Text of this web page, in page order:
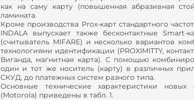
как на саму карту (повышенная абразивная
ламината.
Кроме производства Prox-карт стандартного
INDALA выпускает также бесконтактные Smart-
(считыватель MIFARE) и несколько вариантов
технологиями идентификации (PROXIMITTY,
Виганда, магнитная карта). С помощью
один и тот же носитель (карту) в различных
СКУД, до платежных систем разного типа.
Основные технические характеристики новых
(Motorola) приведены в табл. 1.